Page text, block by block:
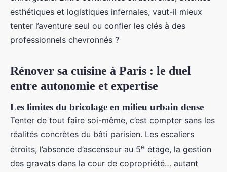
esthétiques et logistiques infernales, vaut-il mieux
tenter l’aventure seul ou confier les clés à des
professionnels chevronnés ?
Rénover sa cuisine à Paris : le duel
entre autonomie et expertise
Les limites du bricolage en milieu urbain dense
Tenter de tout faire soi-même, c’est compter sans les
réalités concrètes du bâti parisien. Les escaliers
étroits, l’absence d’ascenseur au 5e étage, la gestion
des gravats dans la cour de copropriété… autant